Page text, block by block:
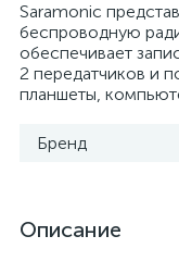
Saramonic
беспроводную
обеспечивает
2 передатчиков и
планшеты,
Бренд
Описание